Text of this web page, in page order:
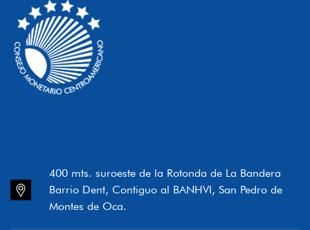
400 mts. suroeste de la Rotonda de La Bandera
Barrio Dent, Contiguo al BANHVI, San Pedro de
Montes de Oca.